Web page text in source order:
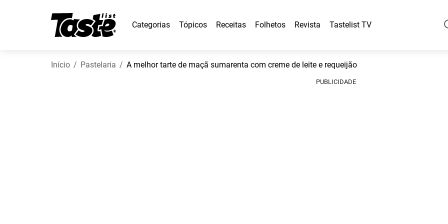
Categorias Tópicos Receitas Folhetos Revista Tastelist TV
Início Pastelaria A melhor tarte de maçã sumarenta com creme de leite e requeijão
PUBLICIDADE